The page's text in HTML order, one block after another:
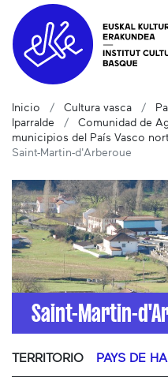
Inicio Cultura vasca
Iparralde
Comunidad de
municipios del País Vasco
Saint-Martin-d'Arberoue
Saint-Martin-
TERRITORIO PAYS DE